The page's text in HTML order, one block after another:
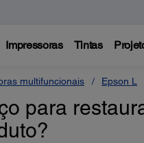
Impressoras Tintas
multifuncionais Epson L
para